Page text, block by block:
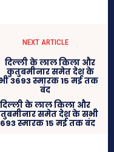
NEXT ARTICLE
दिल्ली के लाल किला और
समेत देश के सभी
स्मारक 15 मई तक बंद